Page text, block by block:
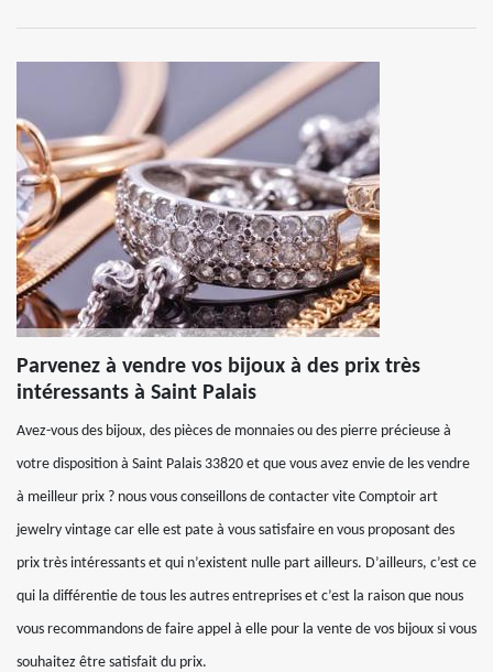
Parvenez à vendre vos bijoux à des prix très
intéressants à Saint Palais
Avez-vous des bijoux, des pièces de monnaies ou des pierre précieuse à
votre disposition à Saint Palais 33820 et que vous avez envie de les vendre
à meilleur prix ? nous vous conseillons de contacter vite Comptoir art
jewelry vintage car elle est pate à vous satisfaire en vous proposant des
prix très intéressants et qui n’existent nulle part ailleurs. D’ailleurs, c’est ce
qui la différentie de tous les autres entreprises et c’est la raison que nous
vous recommandons de faire appel à elle pour la vente de vos bijoux si vous
souhaitez être satisfait du prix.